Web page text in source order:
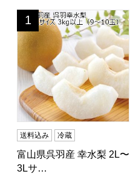
富山県呉羽産 幸水梨 2L
1
位
送料込み 冷蔵
富山県呉羽産 幸水梨 2L〜
3Lサ…